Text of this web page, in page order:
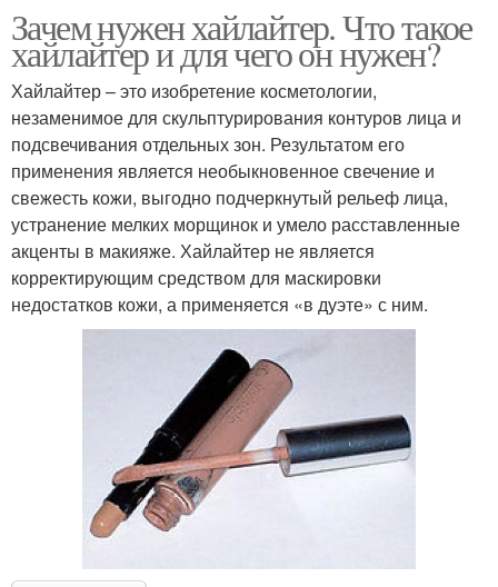
Зачем нужен хайлайтер. Что такое
хайлайтер и для чего он нужен?
Хайлайтер – это изобретение косметологии,
незаменимое для скульптурирования контуров лица и
подсвечивания отдельных зон. Результатом его
применения является необыкновенное свечение и
свежесть кожи, выгодно подчеркнутый рельеф лица,
устранение мелких морщинок и умело расставленные
акценты в макияже. Хайлайтер не является
корректирующим средством для маскировки
недостатков кожи, а применяется «в дуэте» с ним.